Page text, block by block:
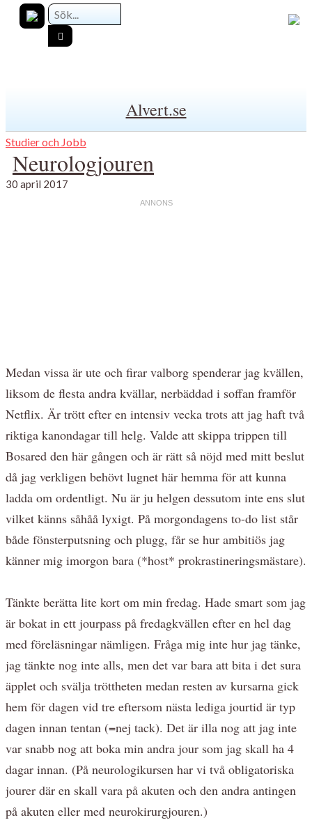
Alvert.se
Studier och Jobb
Neurologjouren
30 april 2017
Medan vissa är ute och firar valborg spenderar jag kvällen,
liksom de flesta andra kvällar, nerbäddad i soffan framför
Netflix. Är trött efter en intensiv vecka trots att jag haft två
riktiga kanondagar till helg. Valde att skippa trippen till
Bosared den här gången och är rätt så nöjd med mitt beslut
då jag verkligen behövt lugnet här hemma för att kunna
ladda om ordentligt. Nu är ju helgen dessutom inte ens slut
vilket känns såhåå lyxigt. På morgondagens to-do list står
både fönsterputsning och plugg, får se hur ambitiös jag
känner mig imorgon bara (*host* prokrastineringsmästare).
Tänkte berätta lite kort om min fredag. Hade smart som jag
är bokat in ett jourpass på fredagkvällen efter en hel dag
med föreläsningar nämligen. Fråga mig inte hur jag tänke,
jag tänkte nog inte alls, men det var bara att bita i det sura
äpplet och svälja tröttheten medan resten av kursarna gick
hem för dagen vid tre eftersom nästa lediga jourtid är typ
dagen innan tentan (=nej tack). Det är illa nog att jag inte
var snabb nog att boka min andra jour som jag skall ha 4
dagar innan. (På neurologikursen har vi två obligatoriska
jourer där en skall vara på akuten och den andra antingen
på akuten eller med neurokirurgjouren.)